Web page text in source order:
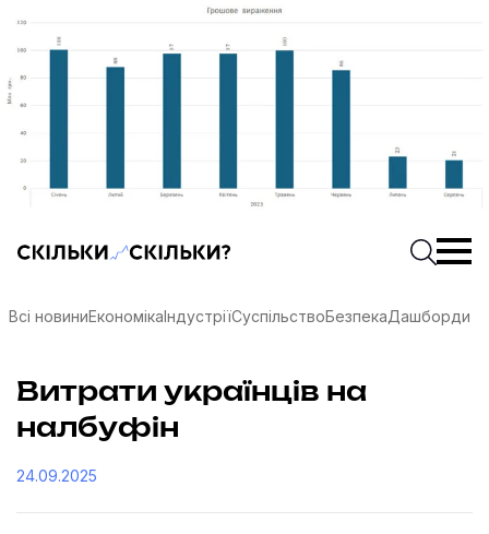
Скільки-скільки? — Медіа про суспільні даніПочати
Всі новиниЕкономікаІндустріїСуспільствоБезпекаДашборди
Витрати українців на
налбуфін
24.09.2025